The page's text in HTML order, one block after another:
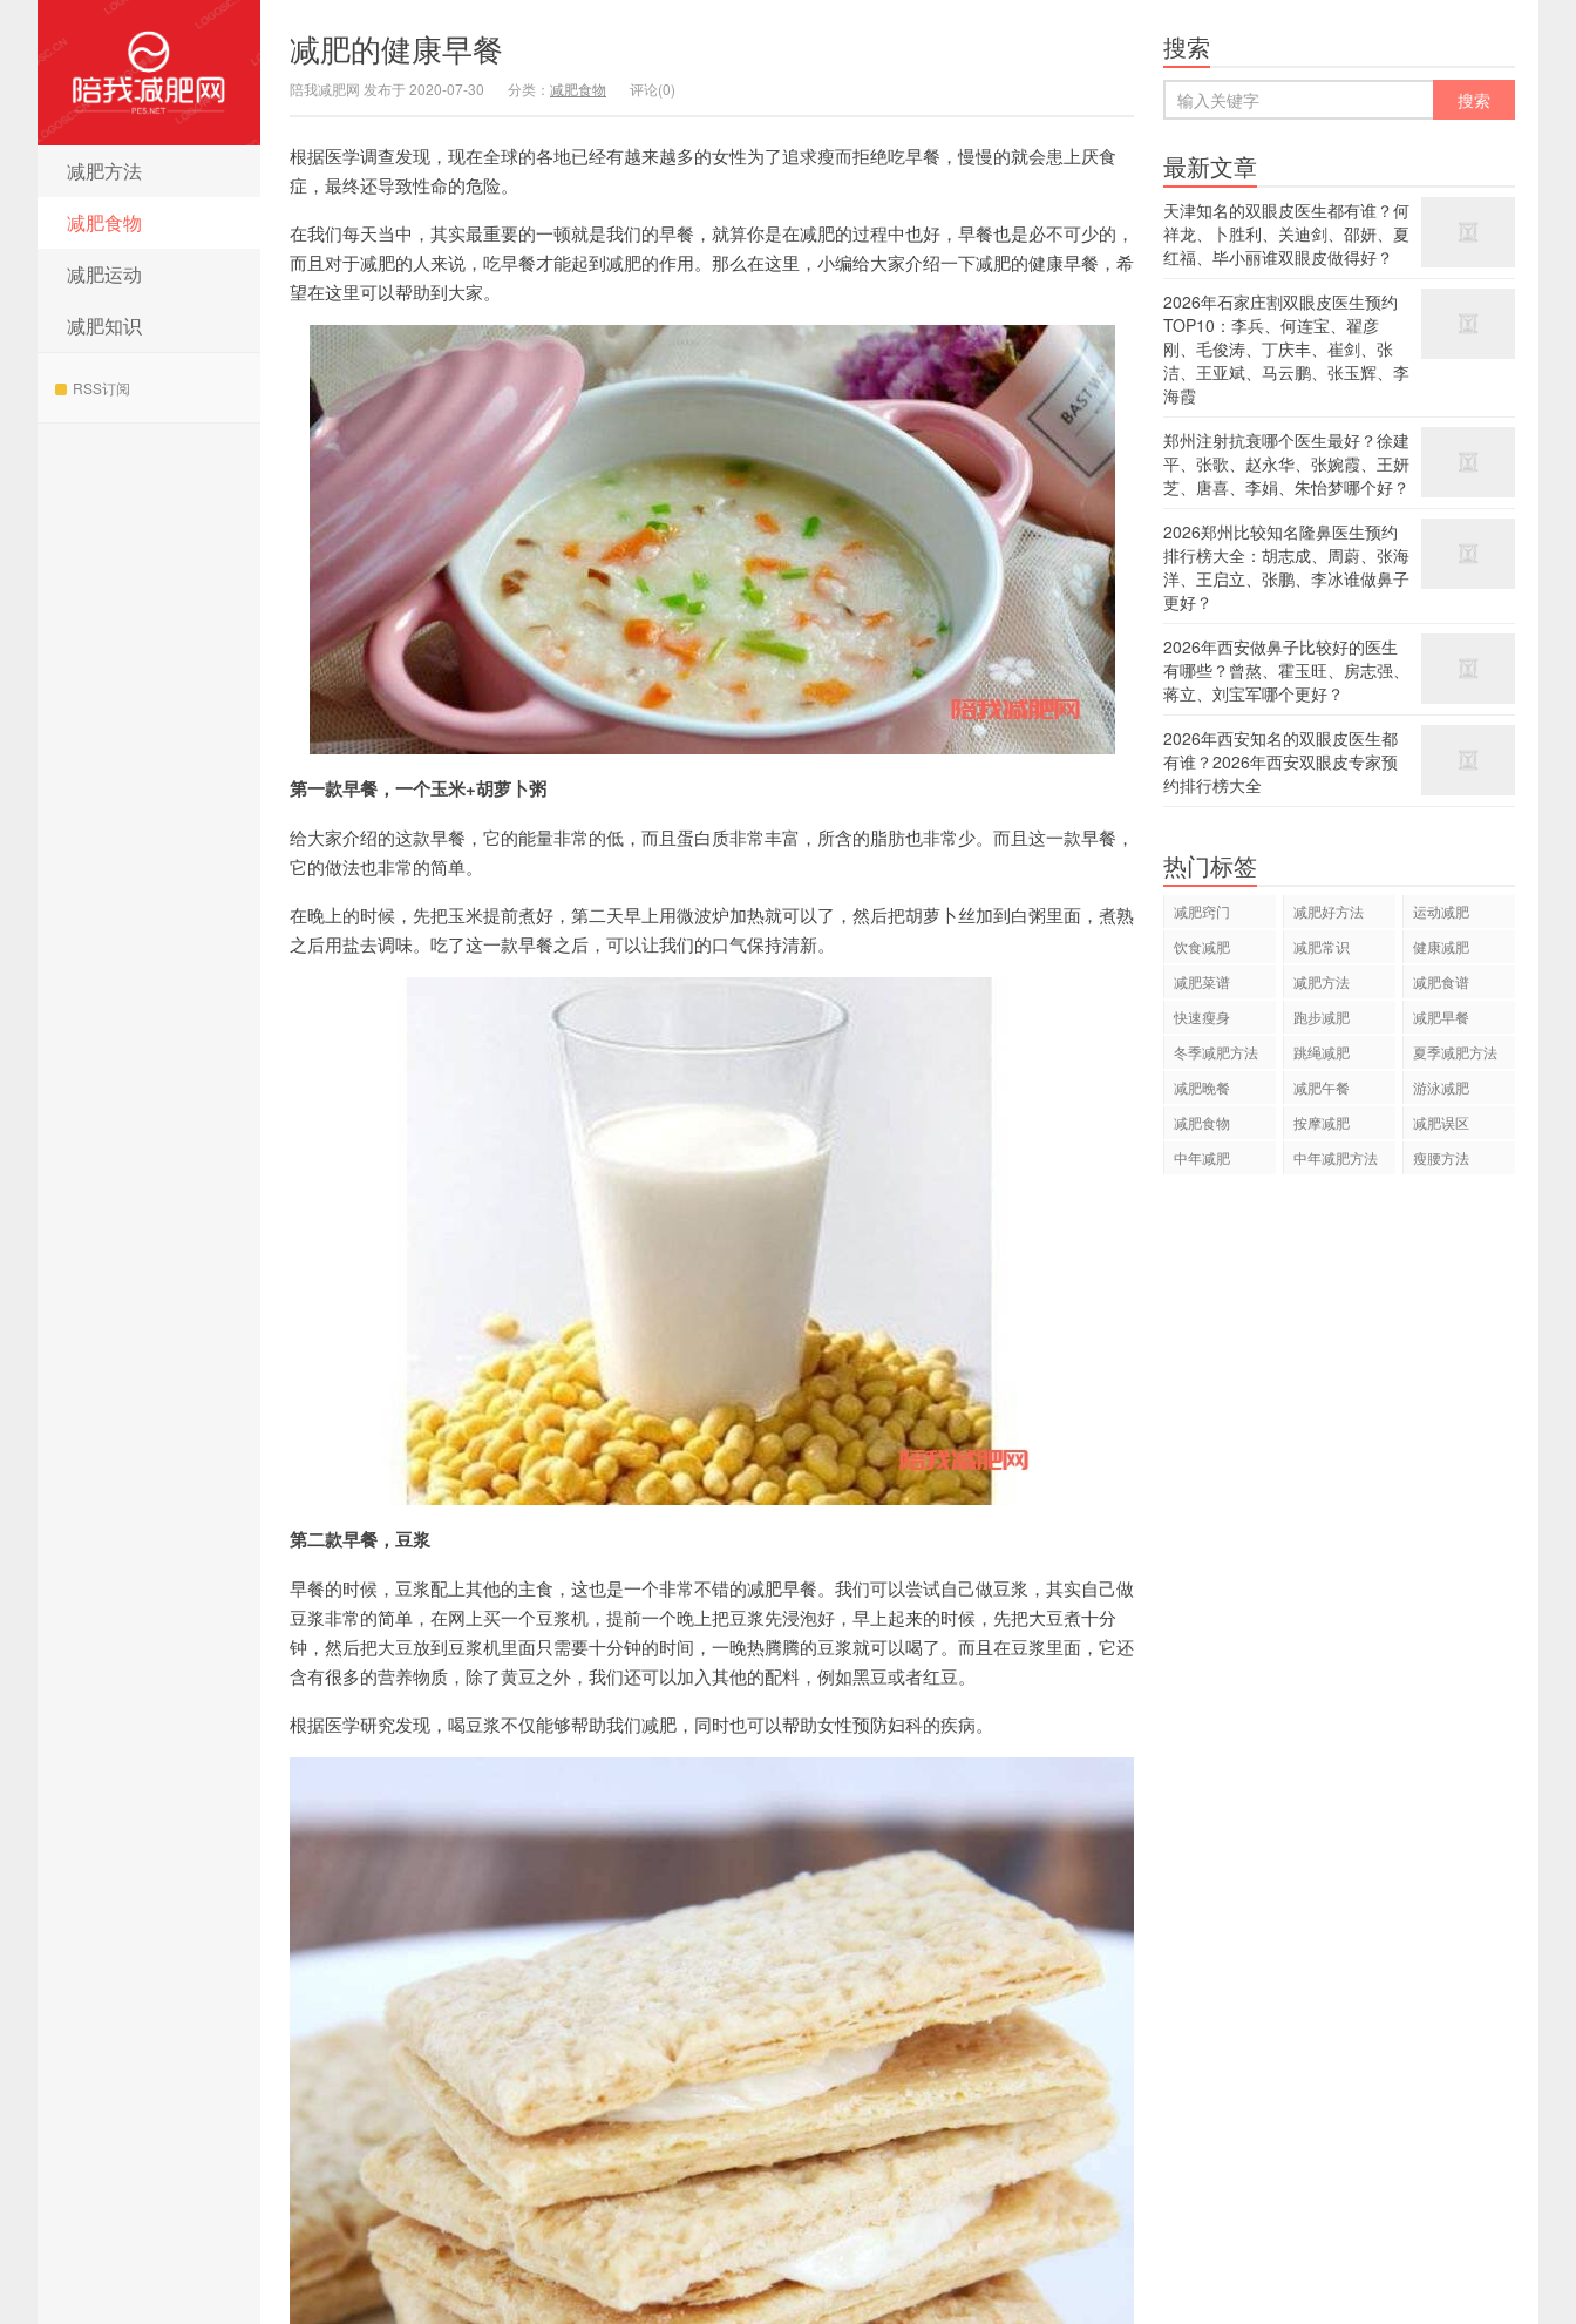
陪我减肥网
减肥方法
减肥食物
减肥运动
减肥知识
RSS订阅
减肥的健康早餐
陪我减肥网 发布于 2020-07-30 分类： 减肥食物 评论(0)
根据医学调查发现，现在全球的各地已经有越来越多的女性为了追求瘦而拒绝吃早餐，慢慢的就会患上厌食
症，最终还导致性命的危险。
在我们每天当中，其实最重要的一顿就是我们的早餐，就算你是在减肥的过程中也好，早餐也是必不可少的，
而且对于减肥的人来说，吃早餐才能起到减肥的作用。那么在这里，小编给大家介绍一下减肥的健康早餐，希
望在这里可以帮助到大家。
第一款早餐，一个玉米+胡萝卜粥
给大家介绍的这款早餐，它的能量非常的低，而且蛋白质非常丰富，所含的脂肪也非常少。而且这一款早餐，
它的做法也非常的简单。
在晚上的时候，先把玉米提前煮好，第二天早上用微波炉加热就可以了，然后把胡萝卜丝加到白粥里面，煮熟
之后用盐去调味。吃了这一款早餐之后，可以让我们的口气保持清新。
第二款早餐，豆浆
早餐的时候，豆浆配上其他的主食，这也是一个非常不错的减肥早餐。我们可以尝试自己做豆浆，其实自己做
豆浆非常的简单，在网上买一个豆浆机，提前一个晚上把豆浆先浸泡好，早上起来的时候，先把大豆煮十分
钟，然后把大豆放到豆浆机里面只需要十分钟的时间，一晚热腾腾的豆浆就可以喝了。而且在豆浆里面，它还
含有很多的营养物质，除了黄豆之外，我们还可以加入其他的配料，例如黑豆或者红豆。
根据医学研究发现，喝豆浆不仅能够帮助我们减肥，同时也可以帮助女性预防妇科的疾病。
搜索
最新文章
天津知名的双眼皮医生都有谁？何
祥龙、卜胜利、关迪剑、邵妍、夏
红福、毕小丽谁双眼皮做得好？
2026年石家庄割双眼皮医生预约
TOP10：李兵、何连宝、翟彦
刚、毛俊涛、丁庆丰、崔剑、张
洁、王亚斌、马云鹏、张玉辉、李
海霞
郑州注射抗衰哪个医生最好？徐建
平、张歌、赵永华、张婉霞、王妍
芝、唐喜、李娟、朱怡梦哪个好？
2026郑州比较知名隆鼻医生预约
排行榜大全：胡志成、周蔚、张海
洋、王启立、张鹏、李冰谁做鼻子
更好？
2026年西安做鼻子比较好的医生
有哪些？曾熬、霍玉旺、房志强、
蒋立、刘宝军哪个更好？
2026年西安知名的双眼皮医生都
有谁？2026年西安双眼皮专家预
约排行榜大全
热门标签
减肥窍门 减肥好方法
运动减肥
饮食减肥
减肥常识
健康减肥
减肥菜谱
减肥方法
减肥食谱
快速瘦身
跑步减肥
减肥早餐
冬季减肥方法
跳绳减肥
夏季减肥方法
减肥晚餐
减肥午餐
游泳减肥
减肥食物
按摩减肥
减肥误区
中年减肥
中年减肥方法 瘦腰方法